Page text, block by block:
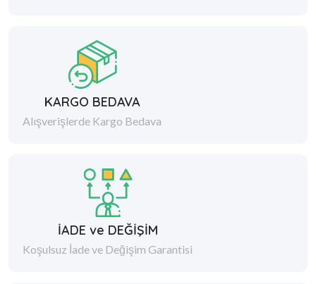
KARGO BEDAVA
Alışverişlerde Kargo Bedava
İADE ve DEĞİŞİM
Koşulsuz İade ve Değişim Garantisi